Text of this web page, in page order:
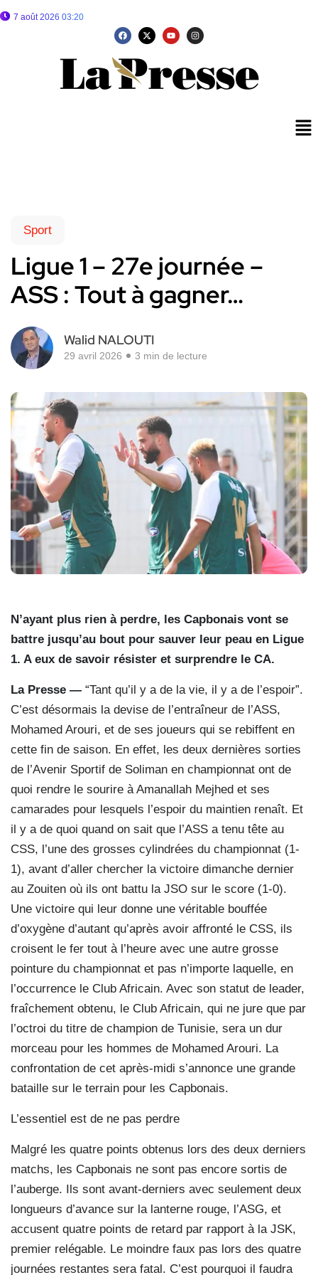
7 août 2026 03:20
Sport
Ligue 1 – 27e journée –
ASS : Tout à gagner…
Walid NALOUTI
29 avril 2026 3 min de lecture
N’ayant plus rien à perdre, les Capbonais vont se
battre jusqu’au bout pour sauver leur peau en Ligue
1. A eux de savoir résister et surprendre le CA.
La Presse — “Tant qu’il y a de la vie, il y a de l’espoir”.
C’est désormais la devise de l’entraîneur de l’ASS,
Mohamed Arouri, et de ses joueurs qui se rebiffent en
cette fin de saison. En effet, les deux dernières sorties
de l’Avenir Sportif de Soliman en championnat ont de
quoi rendre le sourire à Amanallah Mejhed et ses
camarades pour lesquels l’espoir du maintien renaît. Et
il y a de quoi quand on sait que l’ASS a tenu tête au
CSS, l’une des grosses cylindrées du championnat (1-
1), avant d’aller chercher la victoire dimanche dernier
au Zouiten où ils ont battu la JSO sur le score (1-0).
Une victoire qui leur donne une véritable bouffée
d’oxygène d’autant qu’après avoir affronté le CSS, ils
croisent le fer tout à l’heure avec une autre grosse
pointure du championnat et pas n’importe laquelle, en
l’occurrence le Club Africain. Avec son statut de leader,
fraîchement obtenu, le Club Africain, qui ne jure que par
l’octroi du titre de champion de Tunisie, sera un dur
morceau pour les hommes de Mohamed Arouri. La
confrontation de cet après-midi s’annonce une grande
bataille sur le terrain pour les Capbonais.
L’essentiel est de ne pas perdre
Malgré les quatre points obtenus lors des deux derniers
matchs, les Capbonais ne sont pas encore sortis de
l’auberge. Ils sont avant-derniers avec seulement deux
longueurs d’avance sur la lanterne rouge, l’ASG, et
accusent quatre points de retard par rapport à la JSK,
premier relégable. Le moindre faux pas lors des quatre
journées restantes sera fatal. C’est pourquoi il faudra